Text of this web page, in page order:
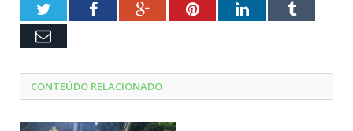
TwitterFacebookGoogle+PinterestLinkedInTumblr
Email
CONTEÚDO RELACIONADO